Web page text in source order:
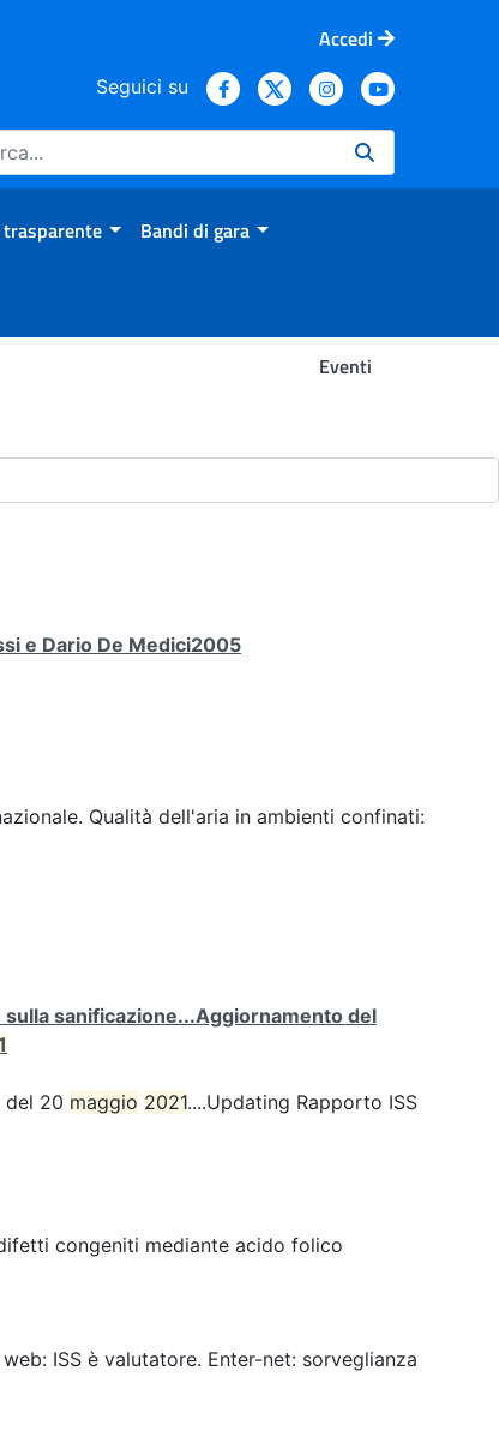
Accedi
Seguici su
Bandi di gara
Eventi
e Dario De Medici2005
Qualità dell'aria in ambienti confinati:
sanificazione...Aggiornamento del
del 20 maggio 2021....Updating Rapporto ISS
congeniti mediante acido folico
ISS è valutatore. Enter-net: sorveglianza